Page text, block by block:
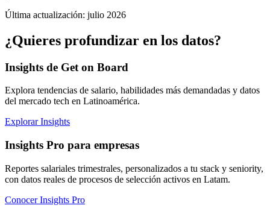
Última actualización: julio 2026
¿Quieres profundizar en los datos?
Insights de Get on Board
Explora tendencias de salario, habilidades más demandadas y datos
del mercado tech en Latinoamérica.
Explorar Insights
Insights Pro para empresas
Reportes salariales trimestrales, personalizados a tu stack y seniority,
con datos reales de procesos de selección activos en Latam.
Conocer Insights Pro